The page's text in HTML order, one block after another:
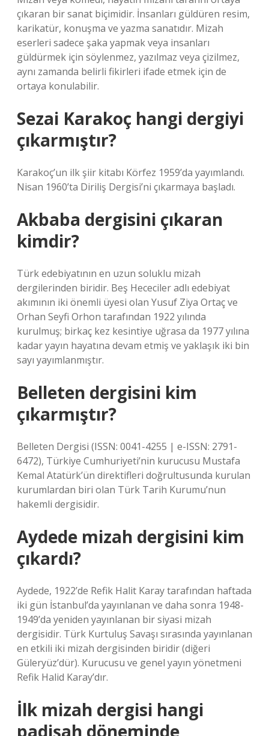
çıkaran bir sanat biçimidir. İnsanları güldüren resim,
karikatür, konuşma ve yazma sanatıdır. Mizah
eserleri sadece şaka yapmak veya insanları
güldürmek için söylenmez, yazılmaz veya çizilmez,
aynı zamanda belirli fikirleri ifade etmek için de
ortaya konulabilir.
Sezai Karakoç hangi dergiyi
çıkarmıştır?
Karakoç’un ilk şiir kitabı Körfez 1959’da yayımlandı.
Nisan 1960’ta Diriliş Dergisi’ni çıkarmaya başladı.
Akbaba dergisini çıkaran
kimdir?
Türk edebiyatının en uzun soluklu mizah
dergilerinden biridir. Beş Hececiler adlı edebiyat
akımının iki önemli üyesi olan Yusuf Ziya Ortaç ve
Orhan Seyfi Orhon tarafından 1922 yılında
kurulmuş; birkaç kez kesintiye uğrasa da 1977 yılına
kadar yayın hayatına devam etmiş ve yaklaşık iki bin
sayı yayımlanmıştır.
Belleten dergisini kim
çıkarmıştır?
Belleten Dergisi (ISSN: 0041-4255 | e-ISSN: 2791-
6472), Türkiye Cumhuriyeti’nin kurucusu Mustafa
Kemal Atatürk’ün direktifleri doğrultusunda kurulan
kurumlardan biri olan Türk Tarih Kurumu’nun
hakemli dergisidir.
Aydede mizah dergisini kim
çıkardı?
Aydede, 1922’de Refik Halit Karay tarafından haftada
iki gün İstanbul’da yayınlanan ve daha sonra 1948-
1949’da yeniden yayınlanan bir siyasi mizah
dergisidir. Türk Kurtuluş Savaşı sırasında yayınlanan
en etkili iki mizah dergisinden biridir (diğeri
Güleryüz’dür). Kurucusu ve genel yayın yönetmeni
Refik Halid Karay’dır.
İlk mizah dergisi hangi
padişah döneminde